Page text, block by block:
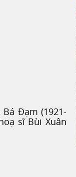
Đạm (1921-
sĩ Bùi Xuân